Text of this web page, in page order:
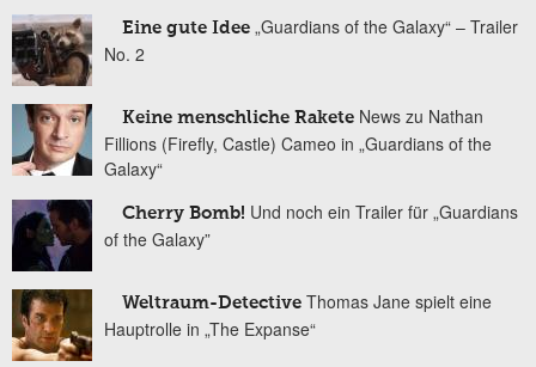
Eine gute Idee „Guardians of the Galaxy“ – Trailer
No. 2
Keine menschliche Rakete News zu Nathan
Fillions (Firefly, Castle) Cameo in „Guardians of the
Galaxy“
Cherry Bomb! Und noch ein Trailer für „Guardians
of the Galaxy”
Weltraum-Detective Thomas Jane spielt eine
Hauptrolle in „The Expanse“